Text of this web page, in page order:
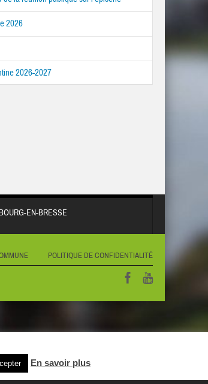
2026
2026-2027
EN-BRESSE
POLITIQUE DE CONFIDENTIALITÉ
En savoir plus